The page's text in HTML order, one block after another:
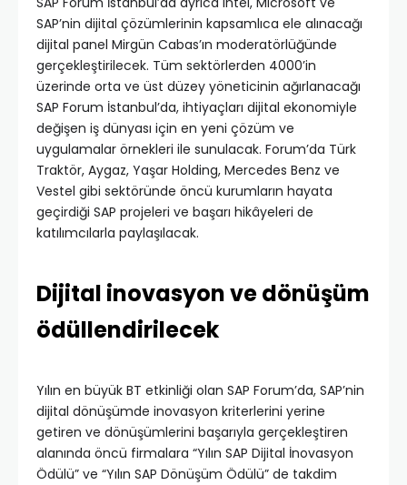
SAP’nin dijital çözümlerinin kapsamlıca ele alınacağı
dijital panel Mirgün Cabas’ın moderatörlüğünde
gerçekleştirilecek. Tüm sektörlerden 4000’in
üzerinde orta ve üst düzey yöneticinin ağırlanacağı
SAP Forum İstanbul’da, ihtiyaçları dijital ekonomiyle
değişen iş dünyası için en yeni çözüm ve
uygulamalar örnekleri ile sunulacak. Forum’da Türk
Traktör, Aygaz, Yaşar Holding, Mercedes Benz ve
Vestel gibi sektöründe öncü kurumların hayata
geçirdiği SAP projeleri ve başarı hikâyeleri de
katılımcılarla paylaşılacak.
Dijital inovasyon ve dönüşüm
ödüllendirilecek
Yılın en büyük BT etkinliği olan SAP Forum’da, SAP’nin
dijital dönüşümde inovasyon kriterlerini yerine
getiren ve dönüşümlerini başarıyla gerçekleştiren
alanında öncü firmalara “Yılın SAP Dijital İnovasyon
Ödülü” ve “Yılın SAP Dönüşüm Ödülü” de takdim